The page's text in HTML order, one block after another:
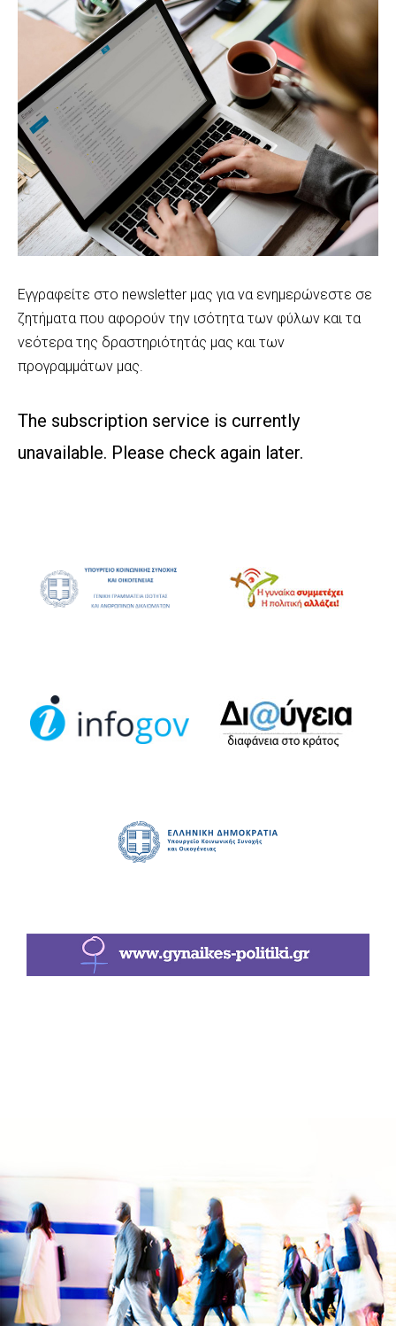
Εγγραφείτε στο newsletter μας για να ενημερώνεστε σε
ζητήματα που αφορούν την ισότητα των φύλων και τα
νεότερα της δραστηριότητάς μας και των
προγραμμάτων μας.
The subscription service is currently
unavailable. Please check again later.